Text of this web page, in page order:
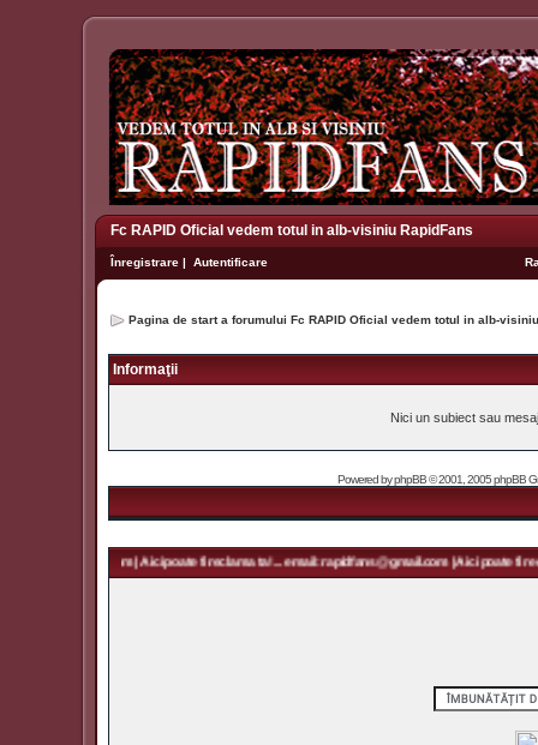
Fc RAPID Oficial vedem totul in alb-visiniu RapidFans
Înregistrare | Autentificare
Pagina de start a forumului Fc RAPID Oficial vedem totul in alb-
Informaţii
Nici un subiect sau
Powered byphpBB© 2001, 2005 phpBB
| Aici poate fi reclama ta! ... email: rapidfans@gmail.com | Aici poate fi